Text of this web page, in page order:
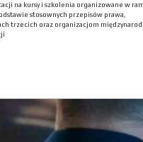
na kursy i szkolenia organizowane w
stosownych przepisów prawa,
trzecich oraz organizacjom